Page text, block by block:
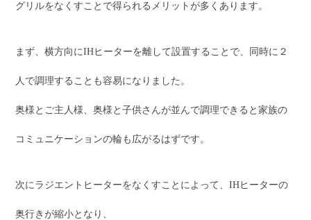
グリルをなくすことで得られるメリットが多くあります。
まず、横方向にIHヒーターを離して設置することで、同時に２
人で調理することも容易になりました。
奥様とご主人様、奥様と子供さんが並んで調理できると家族の
コミュニケーションの輪も広がるはずです。
次にラジエントヒーターをなくすことによって、IHヒーターの
奥行きが縮小となり、